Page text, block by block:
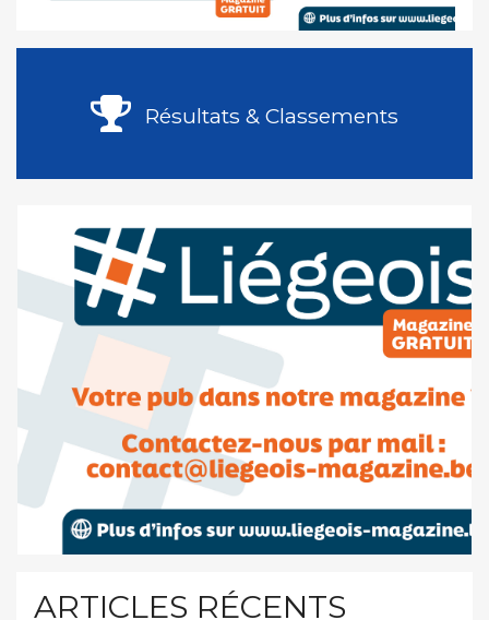
Résultats & Classements
ARTICLES RÉCENTS